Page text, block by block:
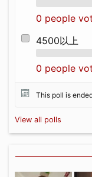
0 people
4500以上
0 people
This poll is
View all polls